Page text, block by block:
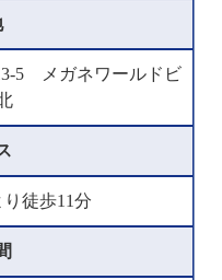
5 メガネワールドビ
徒歩11分